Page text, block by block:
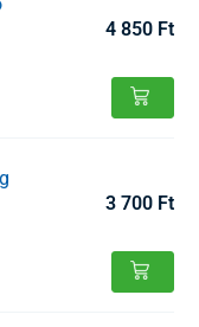
utáni
4 850 Ft
3 700 Ft